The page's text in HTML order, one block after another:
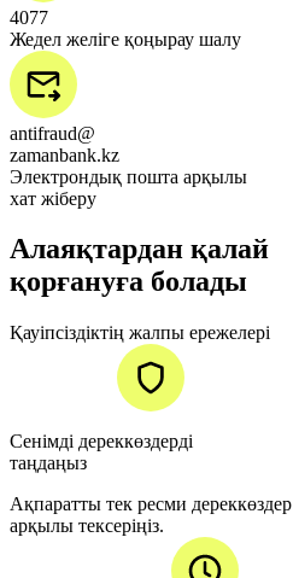
4077
Жедел желіге қоңырау шалу
antifraud@
zamanbank.kz
Электрондық пошта арқылы
хат жіберу
Алаяқтардан қалай
қорғануға болады
Қауіпсіздіктің жалпы ережелері
Сенімді дереккөздерді
таңдаңыз
Ақпаратты тек ресми дереккөздер
арқылы тексеріңіз.